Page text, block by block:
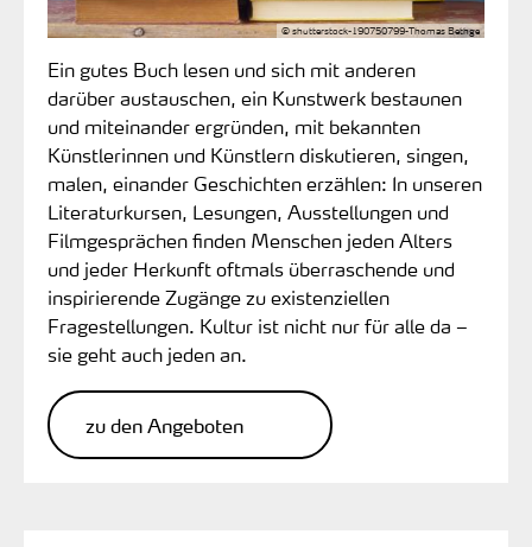
© shutterstock-190750799-Thomas Bethge
Ein gutes Buch lesen und sich mit anderen
darüber austauschen, ein Kunstwerk bestaunen
und miteinander ergründen, mit bekannten
Künstlerinnen und Künstlern diskutieren, singen,
malen, einander Geschichten erzählen: In unseren
Literaturkursen, Lesungen, Ausstellungen und
Filmgesprächen finden Menschen jeden Alters
und jeder Herkunft oftmals überraschende und
inspirierende Zugänge zu existenziellen
Fragestellungen. Kultur ist nicht nur für alle da –
sie geht auch jeden an.
zu den Angeboten